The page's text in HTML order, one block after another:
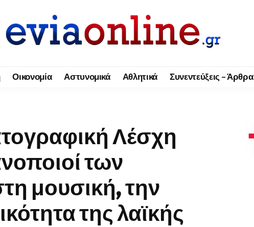
Οικονομία Αστυνομικά Αθλητικά Συνεντεύξεις – Άρθρα
Λέσχη
των
μουσική, την
της λαϊκής